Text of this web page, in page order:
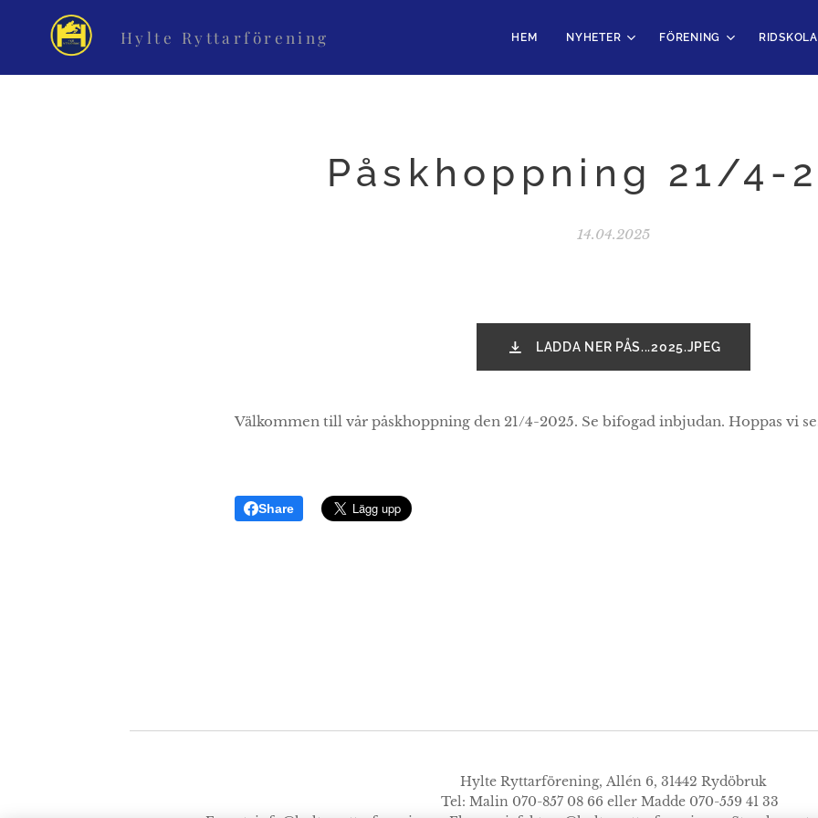
Hylte Ryttarförening HEM NYHETER FÖRENING RIDSKOLA
Påskhoppning 21/4-
14.04.2025
LADDA NER PÅS...2025.JPEG
Välkommen till vår påskhoppning den 21/4-2025. Se bifogad inbjudan. Hoppas vi
Share
Hylte Ryttarförening, Allén 6, 31442 Rydöbruk
Tel: Malin 070-857 08 66 eller Madde 070-559 41 33